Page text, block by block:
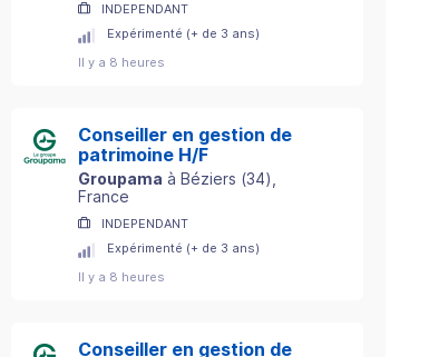
INDEPENDANT
Expérimenté (+ de 3 ans)
Il y a 8 heures
Conseiller en gestion de
patrimoine H/F
Groupama à Béziers (34)
France
INDEPENDANT
Expérimenté (+ de 3 ans)
Il y a 8 heures
Conseiller en gestion de